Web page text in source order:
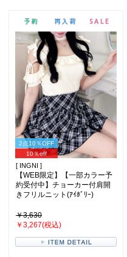
2点10％OFF
10％off
[ INGNI ]
【WEB限定】【一部カラー予
約受付中】チョーカー付肩開
きフリルニット(ｱｲﾎﾞﾘｰ)
￥3,630
￥3,267(税込)